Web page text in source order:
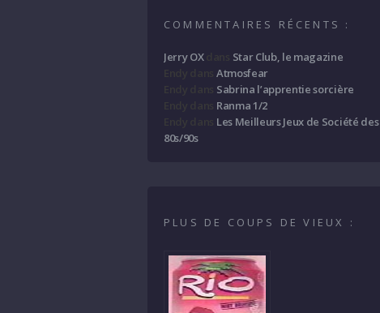
COMMENTAIRES RÉCENTS :
Jerry OXdans Star Club, le magazine
Atmosfear
Sabrina l’apprentie sorcière
Ranma 1/2
Les Meilleurs Jeux de Société des
80s/90s
PLUS DE COUPS DE VIEUX :